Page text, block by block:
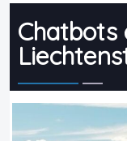
Chatbots